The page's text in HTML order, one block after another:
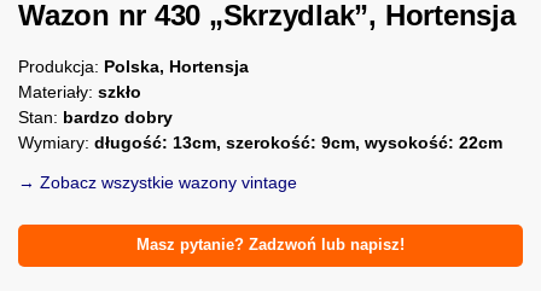
Wazon nr 430 „Skrzydlak”, Hortensja
Produkcja: Polska, Hortensja
Materiały: szkło
Stan: bardzo dobry
Wymiary: długość: 13cm, szerokość: 9cm, wysokość: 22cm
→ Zobacz wszystkie wazony vintage
Masz pytanie? Zadzwoń lub napisz!